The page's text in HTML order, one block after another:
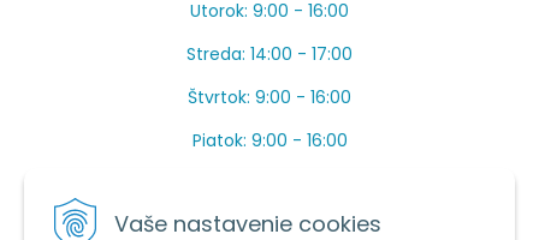
Vaše nastavenie cookies
Utorok: 9:00 - 16:00
Streda: 14:00 - 17:00
Štvrtok: 9:00 - 16:00
Piatok: 9:00 - 16:00